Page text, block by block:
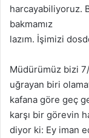
harcayabiliyoruz.
bakmamız
lazım. İşimizi
Müdürümüz bizi
uğrayan biri
kafana göre geç
karşı bir görevin
diyor ki: Ey iman